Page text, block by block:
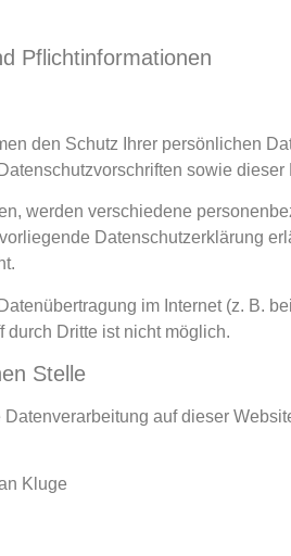
Pflicht­informationen
den Schutz Ihrer persönlichen
sowie dieser
werden verschiedene
Datenschutzerklärung
im Internet (z. B.
durch Dritte ist nicht möglich.
Stelle
auf dieser
Kluge